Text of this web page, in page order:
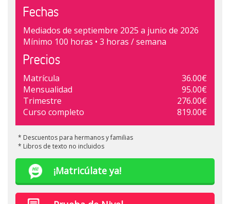
Fechas
Mediados de septiembre 2025 a junio de 2026
Mínimo 100 horas • 3 horas / semana
Precios
Matrícula
36.00€
Mensualidad
95.00€
Trimestre
276.00€
Curso completo
819.00€
* Descuentos para hermanos y familias
* Libros de texto no incluidos
¡Matricúlate ya!